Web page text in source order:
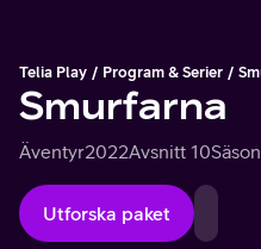
Telia Play Program & Serier
Smurfarna
Äventyr2022Avsnitt 10
Utforska paket